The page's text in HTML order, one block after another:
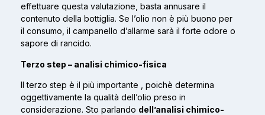
effettuare questa valutazione, basta annusare il
contenuto della bottiglia. Se l’olio non è più buono per
il consumo, il campanello d’allarme sarà il forte odore o
sapore di rancido.
Terzo step – analisi chimico-fisica
Il terzo step è il più importante , poichè determina
oggettivamente la qualità dell’olio preso in
considerazione. Sto parlando dell’analisi chimico-